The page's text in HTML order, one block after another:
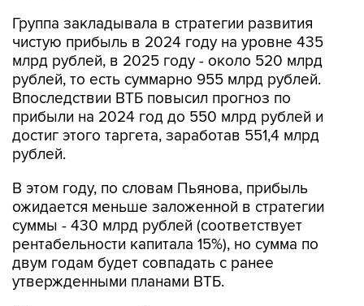
Группа закладывала в стратегии развития
чистую прибыль в 2024 году на уровне 435
млрд рублей, в 2025 году - около 520 млрд
рублей, то есть суммарно 955 млрд рублей.
Впоследствии ВТБ повысил прогноз по
прибыли на 2024 год до 550 млрд рублей и
достиг этого таргета, заработав 551,4 млрд
рублей.
В этом году, по словам Пьянова, прибыль
ожидается меньше заложенной в стратегии
суммы - 430 млрд рублей (соответствует
рентабельности капитала 15%), но сумма по
двум годам будет совпадать с ранее
утвержденными планами ВТБ.